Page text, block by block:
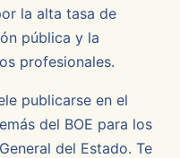
la alta tasa de
pública y la
profesionales.
publicarse en el
del BOE para los
del Estado. Te